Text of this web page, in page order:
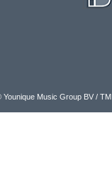
Younique Music Group BV /